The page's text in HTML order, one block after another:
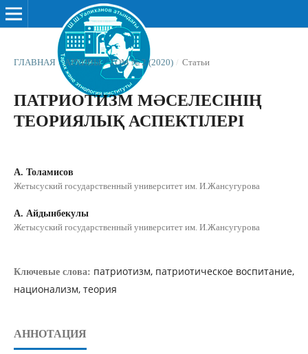
ГЛАВНАЯ / АРХИВЫ / ТОМ № 2 (2020) / Статьи
ПАТРИОТИЗМ МƏСЕЛЕСІНІҢ
ТЕОРИЯЛЫҚ АСПЕКТІЛЕРІ
А. Толамисов
Жетысуский государственный университет им. И.Жансугурова
А. Айдынбекулы
Жетысуский государственный университет им. И.Жансугурова
Ключевые слова: патриотизм, патриотическое воспитание,
национализм, теория
АННОТАЦИЯ